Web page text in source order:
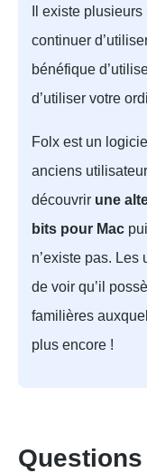
Il existe
continuer
bénéfique
d’utiliser votre
Folx est un
anciens
découvrir une
bits pour Mac
n’existe pas.
de voir qu’il
familières
plus encore !